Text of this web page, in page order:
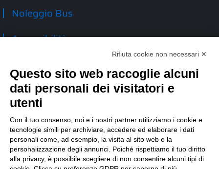
Noleggio Bus
Accessibilità
TEP spa
Via Taro 12
43125 Parma
Tel. 0521.2141
E-mail:tep@tep.pr.it
Informazioni :info@tep.pr.it
Rifiuta cookie non necessari ✕
Questo sito web raccoglie alcuni
dati personali dei visitatori e
utenti
Con il tuo consenso, noi e i nostri partner utilizziamo i cookie e
tecnologie simili per archiviare, accedere ed elaborare i dati
personali come, ad esempio, la visita al sito web o la
personalizzazione degli annunci. Poiché rispettiamo il tuo diritto
alla privacy, è possibile scegliere di non consentire alcuni tipi di